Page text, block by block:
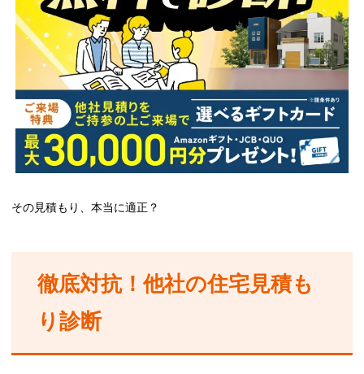
その見積もり、本当に適正？
徹底対抗！他社の住宅見積も
り診断